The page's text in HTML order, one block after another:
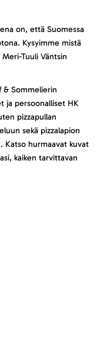
on, että Suomessa
Kysyimme mistä
Tuuli Väntsin
& Sommelierin
ja persoonalliset HK
pizzapullan
sekä pizzalapion
Katso hurmaavat kuvat
kaiken tarvittavan